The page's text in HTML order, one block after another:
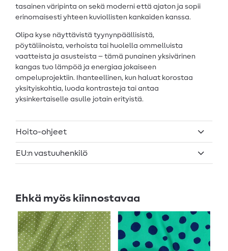
tasainen väripinta on sekä moderni että ajaton ja sopii
erinomaisesti yhteen kuviollisten kankaiden kanssa.
Olipa kyse näyttävistä tyynynpäällisistä,
pöytäliinoista, verhoista tai huolella ommelluista
vaatteista ja asusteista – tämä punainen yksivärinen
kangas tuo lämpöä ja energiaa jokaiseen
ompeluprojektiin. Ihanteellinen, kun haluat korostaa
yksityiskohtia, luoda kontrasteja tai antaa
yksinkertaiselle asulle jotain erityistä.
Hoito-ohjeet
EU:n vastuuhenkilö
Ehkä myös kiinnostavaa